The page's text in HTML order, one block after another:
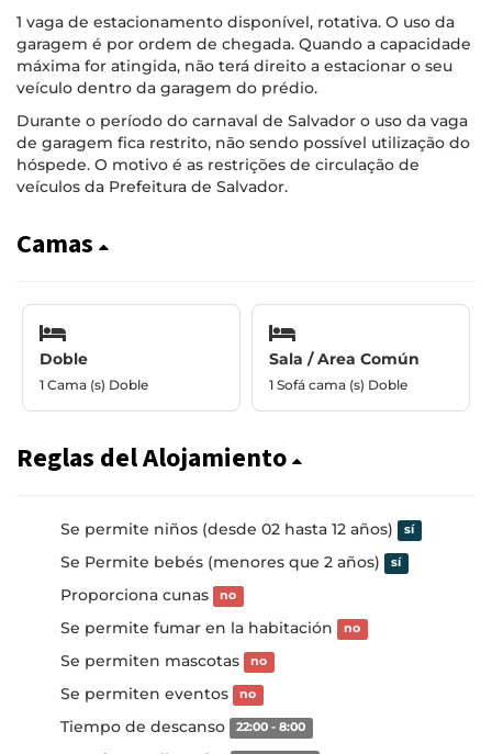
1 vaga de estacionamento disponível, rotativa. O uso da
garagem é por ordem de chegada. Quando a capacidade
máxima for atingida, não terá direito a estacionar o seu
veículo dentro da garagem do prédio.
Durante o período do carnaval de Salvador o uso da vaga
de garagem fica restrito, não sendo possível utilização do
hóspede. O motivo é as restrições de circulação de
veículos da Prefeitura de Salvador.
Camas
Doble
1 Cama (s) Doble
Sala / Area Común
1 Sofá cama (s) Doble
Reglas del Alojamiento
Se permite niños (desde 02 hasta 12 años) sí
Se Permite bebés (menores que 2 años) sí
Proporciona cunas no
Se permite fumar en la habitación no
Se permiten mascotas no
Se permiten eventos no
Tiempo de descanso 22:00 - 8:00